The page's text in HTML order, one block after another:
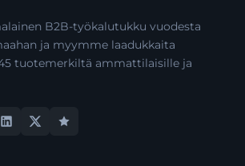
B2B-työkalutukku vuodesta
ja myymme laadukkaita
tuotemerkiltä ammattilaisille ja